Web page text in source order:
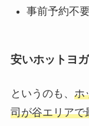
事前予約不
安いホットヨ
というのも、 ホ
司が谷エリアで